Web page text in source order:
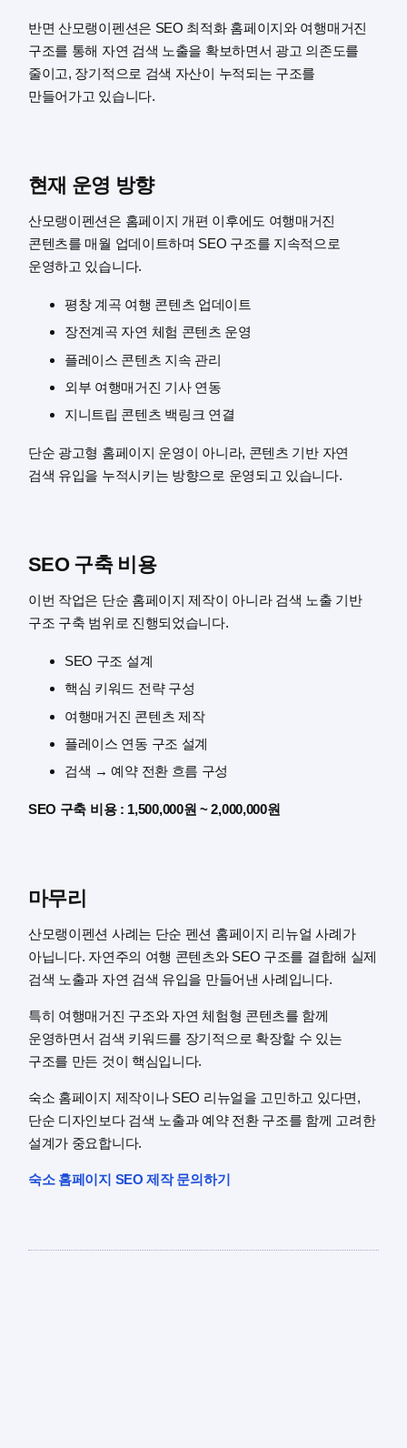
반면 산모랭이펜션은 SEO 최적화 홈페이지와 여행매거진
구조를 통해 자연 검색 노출을 확보하면서 광고 의존도를
줄이고, 장기적으로 검색 자산이 누적되는 구조를
만들어가고 있습니다.
현재 운영 방향
산모랭이펜션은 홈페이지 개편 이후에도 여행매거진
콘텐츠를 매월 업데이트하며 SEO 구조를 지속적으로
운영하고 있습니다.
평창 계곡 여행 콘텐츠 업데이트
장전계곡 자연 체험 콘텐츠 운영
플레이스 콘텐츠 지속 관리
외부 여행매거진 기사 연동
지니트립 콘텐츠 백링크 연결
단순 광고형 홈페이지 운영이 아니라, 콘텐츠 기반 자연
검색 유입을 누적시키는 방향으로 운영되고 있습니다.
SEO 구축 비용
이번 작업은 단순 홈페이지 제작이 아니라 검색 노출 기반
구조 구축 범위로 진행되었습니다.
SEO 구조 설계
핵심 키워드 전략 구성
여행매거진 콘텐츠 제작
플레이스 연동 구조 설계
검색 → 예약 전환 흐름 구성
SEO 구축 비용 : 1,500,000원 ~ 2,000,000원
마무리
산모랭이펜션 사례는 단순 펜션 홈페이지 리뉴얼 사례가
아닙니다. 자연주의 여행 콘텐츠와 SEO 구조를 결합해 실제
검색 노출과 자연 검색 유입을 만들어낸 사례입니다.
특히 여행매거진 구조와 자연 체험형 콘텐츠를 함께
운영하면서 검색 키워드를 장기적으로 확장할 수 있는
구조를 만든 것이 핵심입니다.
숙소 홈페이지 제작이나 SEO 리뉴얼을 고민하고 있다면,
단순 디자인보다 검색 노출과 예약 전환 구조를 함께 고려한
설계가 중요합니다.
숙소 홈페이지 SEO 제작 문의하기